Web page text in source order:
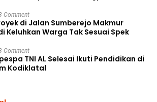
Comment
di Jalan Sumberejo Makmur
Keluhkan Warga Tak Sesuai Spek
Comment
TNI AL Selesai Ikuti Pendidikan di
Kodiklatal